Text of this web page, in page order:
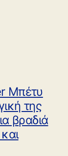
Μπέτυ
της
βραδιά